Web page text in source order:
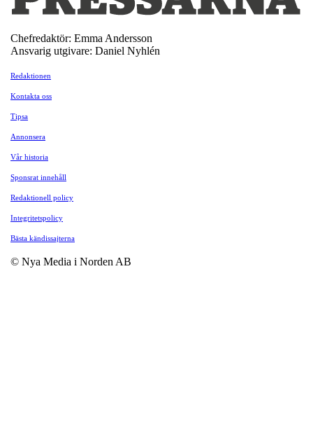
Chefredaktör: Emma Andersson
Ansvarig utgivare: Daniel Nyhlén
Redaktionen
Kontakta oss
Tipsa
Annonsera
Vår historia
Sponsrat innehåll
Redaktionell policy
Integritetspolicy
Bästa kändissajterna
© Nya Media i Norden AB